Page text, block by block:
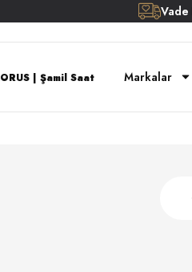
Vade
Markalar